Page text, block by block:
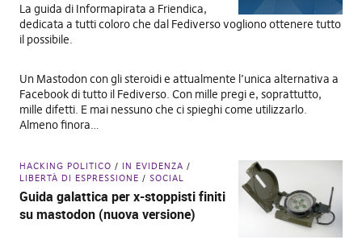
La guida di Informapirata a Friendica,
dedicata a tutti coloro che dal Fediverso vogliono ottenere tutto
il possibile.
Un Mastodon con gli steroidi e attualmente l’unica alternativa a
Facebook di tutto il Fediverso. Con mille pregi e, soprattutto,
mille difetti. E mai nessuno che ci spieghi come utilizzarlo.
Almeno finora…
HACKING POLITICO
IN EVIDENZA
LIBERTÀ DI ESPRESSIONE
SOCIAL
Guida galattica per x-stoppisti finiti
su mastodon (nuova versione)